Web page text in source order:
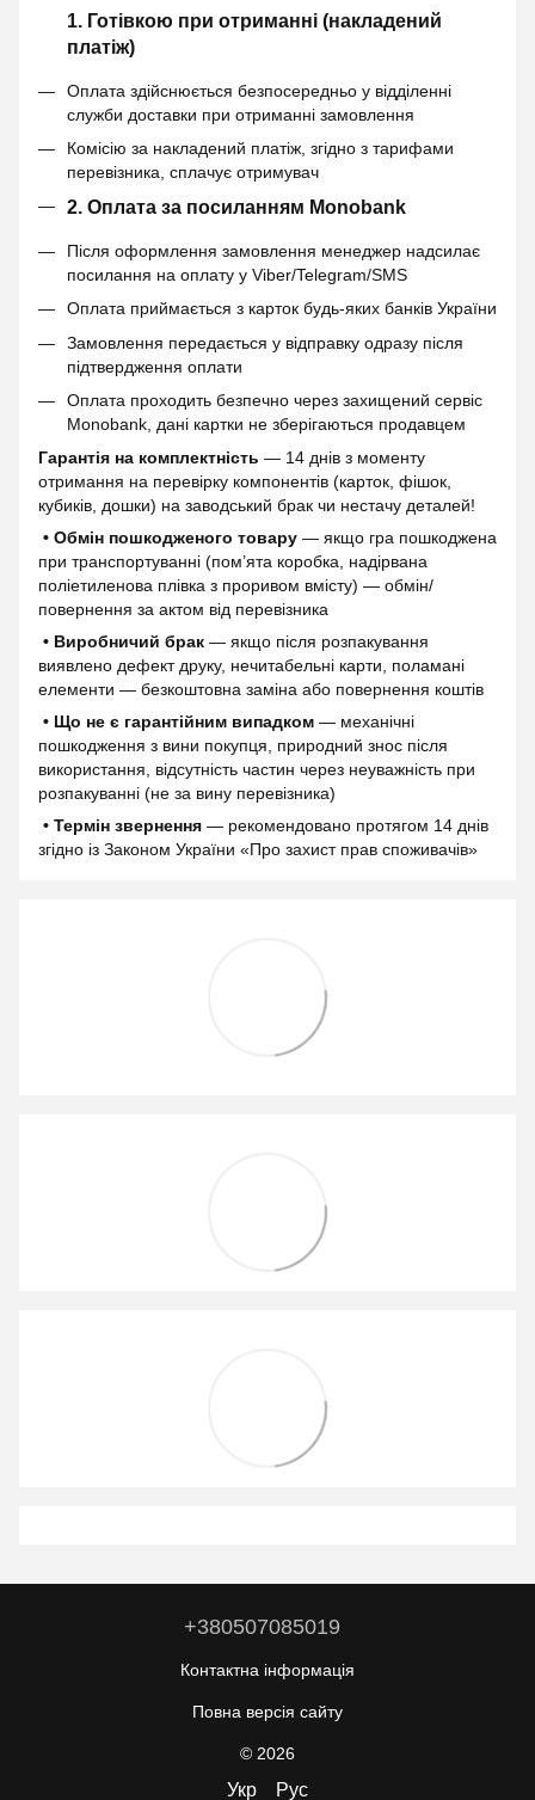
1. Готівкою при отриманні (накладений
платіж)
Оплата здійснюється безпосередньо у відділенні
служби доставки при отриманні замовлення
Комісію за накладений платіж, згідно з тарифами
перевізника, сплачує отримувач
2. Оплата за посиланням Monobank
Після оформлення замовлення менеджер надсилає
посилання на оплату у Viber/Telegram/SMS
Оплата приймається з карток будь-яких банків України
Замовлення передається у відправку одразу після
підтвердження оплати
Оплата проходить безпечно через захищений сервіс
Monobank, дані картки не зберігаються продавцем
Гарантія на комплектність — 14 днів з моменту
отримання на перевірку компонентів (карток, фішок,
кубиків, дошки) на заводський брак чи нестачу деталей!
• Обмін пошкодженого товару — якщо гра пошкоджена
при транспортуванні (пом’ята коробка, надірвана
поліетиленова плівка з проривом вмісту) — обмін/
повернення за актом від перевізника
• Виробничий брак — якщо після розпакування
виявлено дефект друку, нечитабельні карти, поламані
елементи — безкоштовна заміна або повернення коштів
• Що не є гарантійним випадком — механічні
пошкодження з вини покупця, природний знос після
використання, відсутність частин через неуважність при
розпакуванні (не за вину перевізника)
• Термін звернення — рекомендовано протягом 14 днів
згідно із Законом України «Про захист прав споживачів»
+380507085019
Контактна інформація
Повна версія сайту
© 2026
Укр Рус